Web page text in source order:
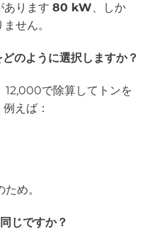
あります 80 kW、しか
せん。
のように選択しますか？
12,000で除算してトンを
例えば：
め。
じですか？